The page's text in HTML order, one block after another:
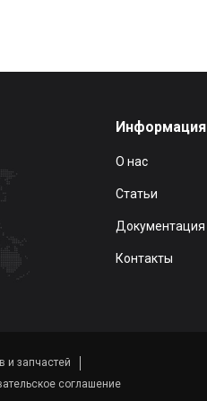
Информация
О нас
Статьи
Документация
Контакты
и запчастей
соглашение